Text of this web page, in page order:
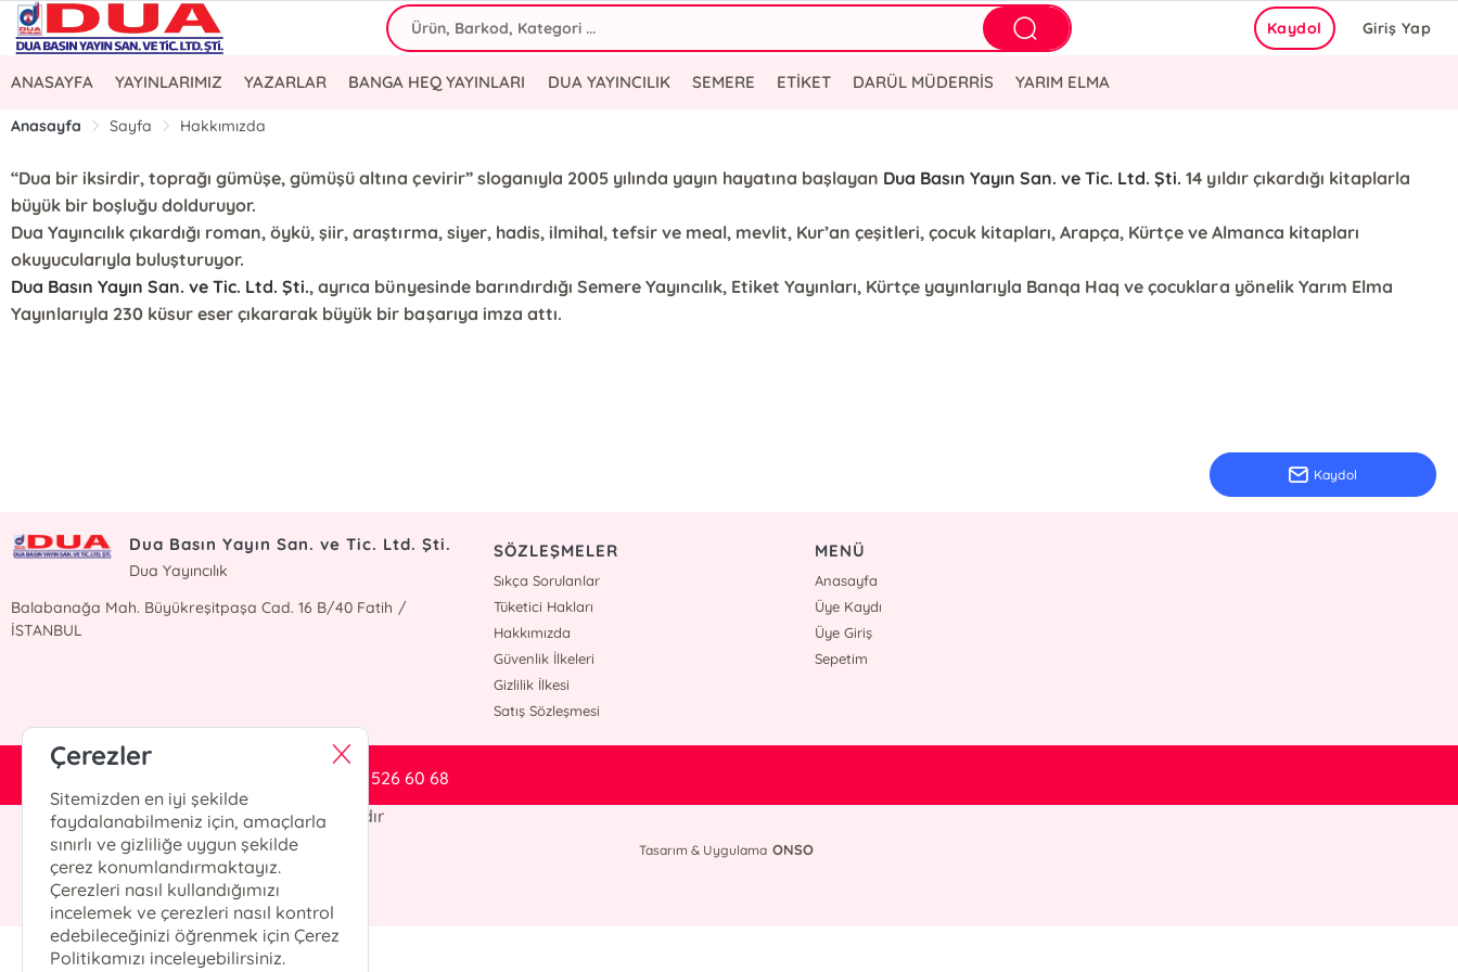
Giriş Yap
Kaydol
ANASAYFA YAYINLARIMIZ YAZARLAR BANGA HEQ YAYINLARI DUA YAYINCILIK SEMERE ETİKET DARÜL MÜDERRİS YARIM ELMA
Anasayfa Sayfa Hakkımızda
“Dua bir iksirdir, toprağı gümüşe, gümüşü altına çevirir” sloganıyla 2005 yılında yayın hayatına başlayan Dua Basın Yayın San. ve Tic. Ltd. Şti. 14 yıldır çıkardığı kitaplarla
büyük bir boşluğu dolduruyor.
Dua Yayıncılık çıkardığı roman, öykü, şiir, araştırma, siyer, hadis, ilmihal, tefsir ve meal, mevlit, Kur’an çeşitleri, çocuk kitapları, Arapça, Kürtçe ve Almanca kitapları
okuyucularıyla buluşturuyor.
Dua Basın Yayın San. ve Tic. Ltd. Şti., ayrıca bünyesinde barındırdığı Semere Yayıncılık, Etiket Yayınları, Kürtçe yayınlarıyla Banqa Haq ve çocuklara yönelik Yarım Elma
Yayınlarıyla 230 küsur eser çıkararak büyük bir başarıya imza attı.
Kaydol
Dua Basın Yayın San. ve Tic. Ltd. Şti.
Dua Yayıncılık
Balabanağa Mah. Büyükreşitpaşa Cad. 16 B/40 Fatih /
İSTANBUL
SÖZLEŞMELER
Sıkça Sorulanlar
Tüketici Hakları
Hakkımızda
Güvenlik İlkeleri
Gizlilik İlkesi
Satış Sözleşmesi
MENÜ
Anasayfa
Üye Kaydı
Üye Giriş
Sepetim
0212 526 60 68
Dua Basım Yayın© 2024 Tüm Hakları Saklıdır
Tasarım & Uygulama ONSO
Çerezler
Sitemizden en iyi şekilde
faydalanabilmeniz için, amaçlarla
sınırlı ve gizliliğe uygun şekilde
çerez konumlandırmaktayız.
Çerezleri nasıl kullandığımızı
incelemek ve çerezleri nasıl kontrol
edebileceğinizi öğrenmek için Çerez
Politikamızı inceleyebilirsiniz.